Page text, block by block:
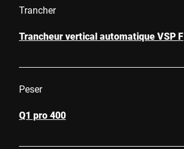
Trancher
Trancheur vertical automatique VSP F
Peser
Q1 pro 400